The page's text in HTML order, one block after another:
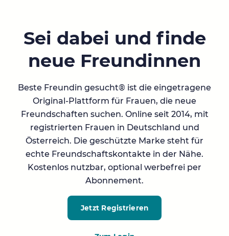
Sei dabei und finde
neue Freundinnen
Beste Freundin gesucht® ist die eingetragene
Original-Plattform für Frauen, die neue
Freundschaften suchen. Online seit 2014, mit
registrierten Frauen in Deutschland und
Österreich. Die geschützte Marke steht für
echte Freundschaftskontakte in der Nähe.
Kostenlos nutzbar, optional werbefrei per
Abonnement.
Jetzt Registrieren